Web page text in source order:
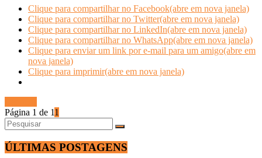
Clique para compartilhar no Facebook(abre em nova janela)
Clique para compartilhar no Twitter(abre em nova janela)
Clique para compartilhar no LinkedIn(abre em nova janela)
Clique para compartilhar no WhatsApp(abre em nova janela)
Clique para enviar um link por e-mail para um amigo(abre em
nova janela)
Clique para imprimir(abre em nova janela)
Página 1 de 11
ÚLTIMAS POSTAGENS